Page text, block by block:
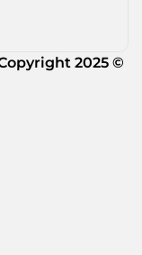
2025 ©